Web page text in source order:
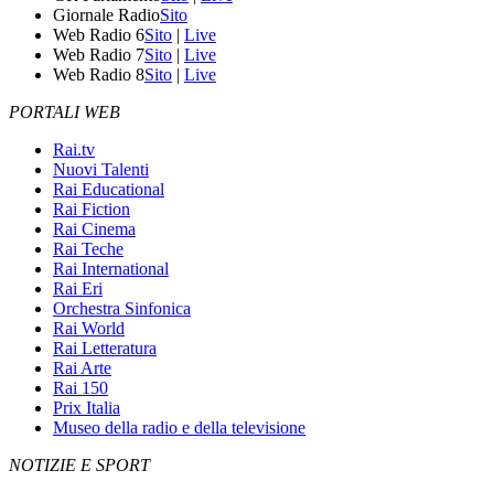
Giornale RadioSito
Web Radio 6Sito | Live
Web Radio 7Sito | Live
Web Radio 8Sito | Live
PORTALI WEB
Rai.tv
Nuovi Talenti
Rai Educational
Rai Fiction
Rai Cinema
Rai Teche
Rai International
Rai Eri
Orchestra Sinfonica
Rai World
Rai Letteratura
Rai Arte
Rai 150
Prix Italia
Museo della radio e della televisione
NOTIZIE E SPORT